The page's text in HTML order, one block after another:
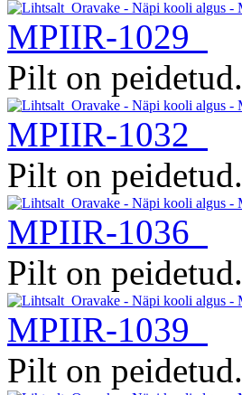
MPIIR-1029
Pilt on peidetud.
MPIIR-1032
Pilt on peidetud.
MPIIR-1036
Pilt on peidetud.
MPIIR-1039
Pilt on peidetud.